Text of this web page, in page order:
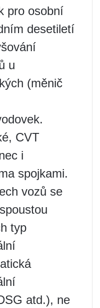
pro osobní
desetiletí
u
(měnič
CVT
i
spojkami.
vozů se
typ
atd.), ne